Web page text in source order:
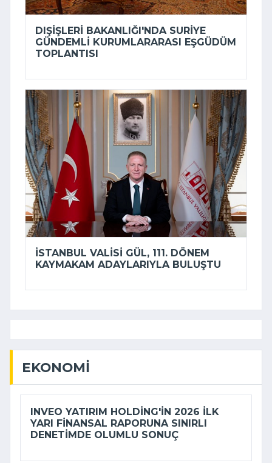
DIŞIŞLERI BAKANLIĞI'NDA SURIYE
GÜNDEMLI KURUMLARARASI EŞGÜDÜM
TOPLANTISI
İSTANBUL VALISI GÜL, 111. DÖNEM
KAYMAKAM ADAYLARIYLA BULUŞTU
EKONOMI
INVEO YATIRIM HOLDING'IN 2026 ILK
YARI FINANSAL RAPORUNA SINIRLI
DENETIMDE OLUMLU SONUÇ